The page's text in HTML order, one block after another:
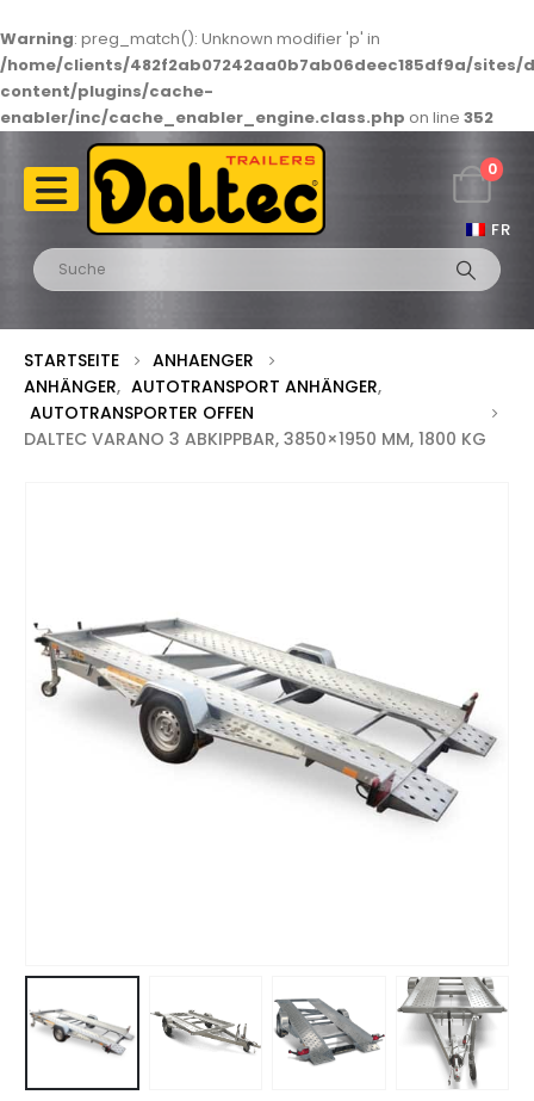
Warning: preg_match(): Unknown modifier 'p' in
/home/clients/482f2ab07242aa0b7ab06deec185df9a/
content/plugins/cache-
enabler/inc/cache_enabler_engine.class.php on line 352
FR
0
STARTSEITE
ANHAENGER
ANHÄNGER, AUTOTRANSPORT ANHÄNGER,
AUTOTRANSPORTER OFFEN
DALTEC VARANO 3 ABKIPPBAR, 3850×1950 MM, 1800 KG